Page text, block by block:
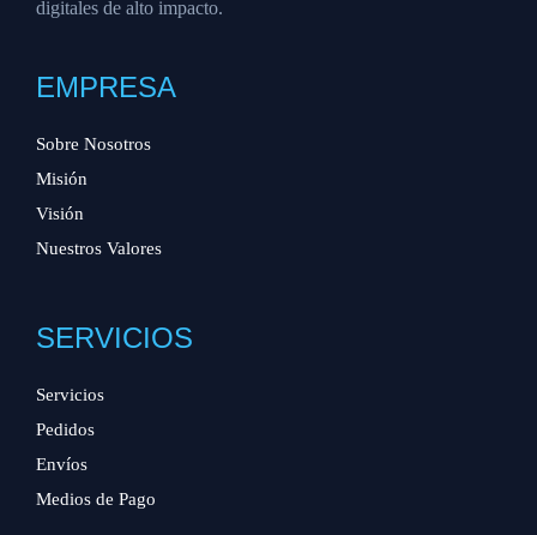
digitales de alto impacto.
EMPRESA
Sobre Nosotros
Misión
Visión
Nuestros Valores
SERVICIOS
Servicios
Pedidos
Envíos
Medios de Pago